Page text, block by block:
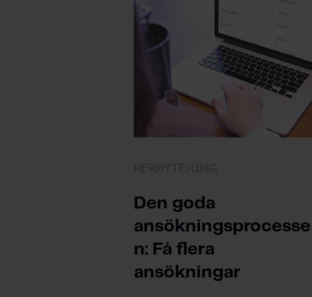
Den goda
ansökningsprocesse
n: Få flera
ansökningar